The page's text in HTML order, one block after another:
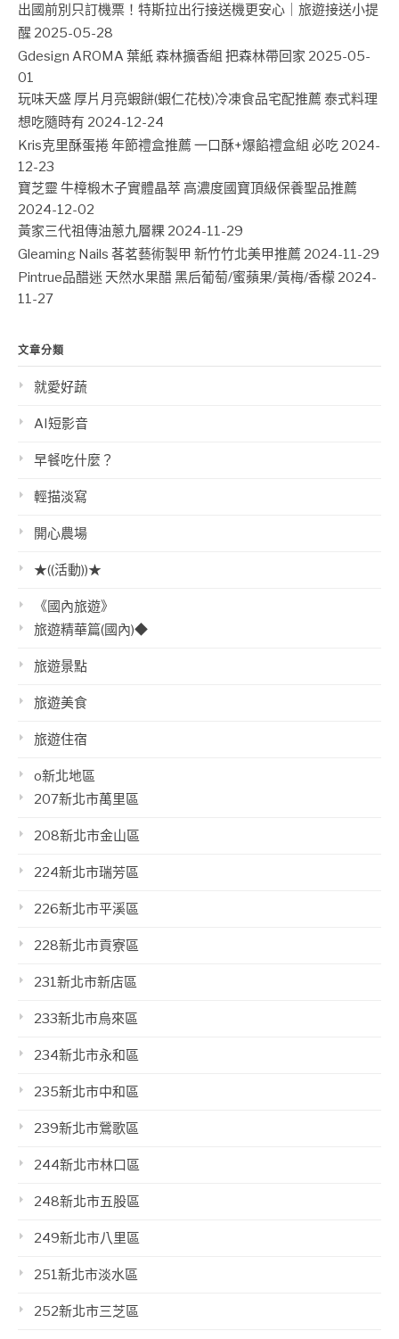
出國前別只訂機票！特斯拉出行接送機更安心｜旅遊接送小提
醒 2025-05-28
Gdesign AROMA 葉紙 森林擴香組 把森林帶回家 2025-05-
01
玩味天盛 厚片月亮蝦餅(蝦仁花枝)冷凍食品宅配推薦 泰式料理
想吃隨時有 2024-12-24
Kris克里酥蛋捲 年節禮盒推薦 一口酥+爆餡禮盒組 必吃 2024-
12-23
寶芝靈 牛樟椴木子實體晶萃 高濃度國寶頂級保養聖品推薦
2024-12-02
黃家三代祖傳油蔥九層粿 2024-11-29
Gleaming Nails 茖茗藝術製甲 新竹竹北美甲推薦 2024-11-29
Pintrue品醋迷 天然水果醋 黑后葡萄/蜜蘋果/黃梅/香檬 2024-
11-27
文章分類
就愛好蔬
AI短影音
早餐吃什麼？
輕描淡寫
開心農場
★((活動))★
《國內旅遊》
旅遊精華篇(國內)◆
旅遊景點
旅遊美食
旅遊住宿
o新北地區
207新北市萬里區
208新北市金山區
224新北市瑞芳區
226新北市平溪區
228新北市貢寮區
231新北市新店區
233新北市烏來區
234新北市永和區
235新北市中和區
239新北市鶯歌區
244新北市林口區
248新北市五股區
249新北市八里區
251新北市淡水區
252新北市三芝區